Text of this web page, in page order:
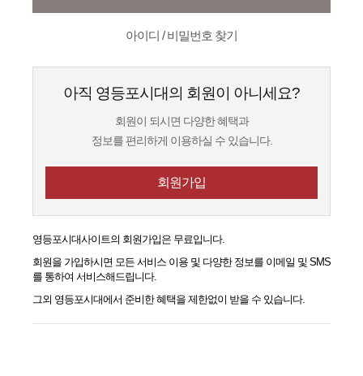
아이디 / 비밀번호 찾기
아직 영등포시대의 회원이 아니세요?
회원이 되시면 다양한 혜택과
정보를 편리하게 이용하실 수 있습니다.
회원가입
영등포시대사이트의 회원가입은 무료입니다.
회원을 가입하시면 모든 서비스 이용 및 다양한 정보를 이메일 및 SMS
를 통하여 서비스해드립니다.
그외 영등포시대에서 준비한 혜택을 제한없이 받을 수 있습니다.